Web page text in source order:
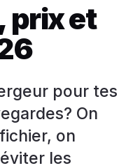
prix et
pour tes
On
on
les